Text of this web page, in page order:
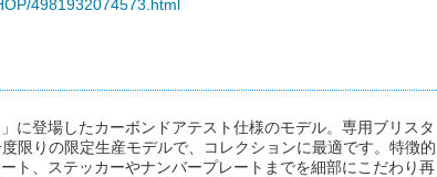
4981932074573.html
に登場したカーボンドアテスト仕様のモデル。専用ブリスタ
限りの限定生産モデルで、コレクションに最適です。特徴的
ト、ステッカーやナンバープレートまでを細部にこだわり再